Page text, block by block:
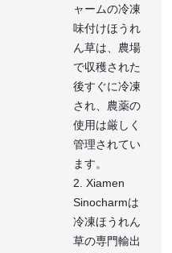
ャームの冷凍
味付けほうれ
ん草は、農場
で収穫された
後すぐに冷凍
され、農薬の
使用は厳しく
管理されてい
ます。
2. Xiamen
Sinocharmは
冷凍ほうれん
草の専門輸出